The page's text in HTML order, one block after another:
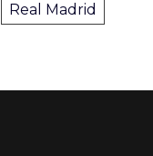
Real Madrid